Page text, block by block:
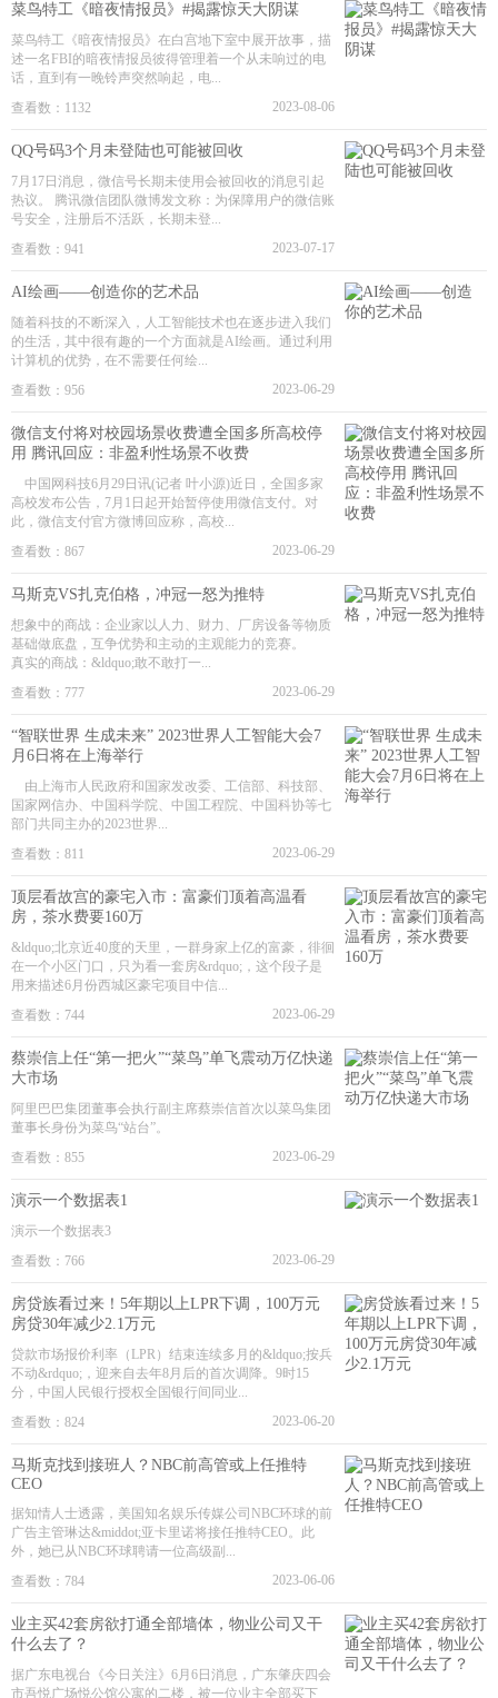
菜鸟特工《暗夜情报员》#揭露惊天大阴谋
菜鸟特工《暗夜情报员》在白宫地下室中展开故事，描
述一名FBI的暗夜情报员彼得管理着一个从未响过的电
话，直到有一晚铃声突然响起，电...
查看数：1132
2023-08-06
QQ号码3个月未登陆也可能被回收
7月17日消息，微信号长期未使用会被回收的消息引起
热议。 腾讯微信团队微博发文称：为保障用户的微信账
号安全，注册后不活跃，长期未登...
查看数：941
2023-07-17
AI绘画——创造你的艺术品
随着科技的不断深入，人工智能技术也在逐步进入我们
的生活，其中很有趣的一个方面就是AI绘画。通过利用
计算机的优势，在不需要任何绘...
查看数：956
2023-06-29
微信支付将对校园场景收费遭全国多所高校停
用 腾讯回应：非盈利性场景不收费
中国网科技6月29日讯(记者 叶小源)近日，全国多家
高校发布公告，7月1日起开始暂停使用微信支付。对
此，微信支付官方微博回应称，高校...
查看数：867
2023-06-29
马斯克VS扎克伯格，冲冠一怒为推特
想象中的商战：企业家以人力、财力、厂房设备等物质
基础做底盘，互争优势和主动的主观能力的竞赛。
真实的商战：&ldquo;敢不敢打一...
查看数：777
2023-06-29
“智联世界 生成未来” 2023世界人工智能大会7
月6日将在上海举行
由上海市人民政府和国家发改委、工信部、科技部、
国家网信办、中国科学院、中国工程院、中国科协等七
部门共同主办的2023世界...
查看数：811
2023-06-29
顶层看故宫的豪宅入市：富豪们顶着高温看
房，茶水费要160万
&ldquo;北京近40度的天里，一群身家上亿的富豪，徘徊
在一个小区门口，只为看一套房&rdquo;，这个段子是
用来描述6月份西城区豪宅项目中信...
查看数：744
2023-06-29
蔡崇信上任“第一把火”“菜鸟”单飞震动万亿快递
大市场
阿里巴巴集团董事会执行副主席蔡崇信首次以菜鸟集团
董事长身份为菜鸟“站台”。
查看数：855
2023-06-29
演示一个数据表1
演示一个数据表3
查看数：766
2023-06-29
房贷族看过来！5年期以上LPR下调，100万元
房贷30年减少2.1万元
贷款市场报价利率（LPR）结束连续多月的&ldquo;按兵
不动&rdquo;，迎来自去年8月后的首次调降。9时15
分，中国人民银行授权全国银行间同业...
查看数：824
2023-06-20
马斯克找到接班人？NBC前高管或上任推特
CEO
据知情人士透露，美国知名娱乐传媒公司NBC环球的前
广告主管琳达&middot;亚卡里诺将接任推特CEO。此
外，她已从NBC环球聘请一位高级副...
查看数：784
2023-06-06
业主买42套房欲打通全部墙体，物业公司又干
什么去了？
据广东电视台《今日关注》6月6日消息，广东肇庆四会
市吾悦广场悦公馆公寓的二楼，被一位业主全部买下